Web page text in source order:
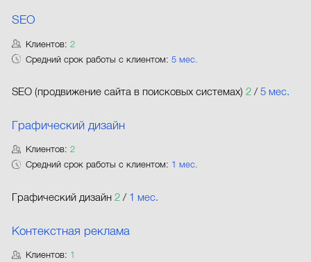
SEO
Клиентов:2
Средний срок работы с клиентом:5 мес.
SEO (продвижение сайта в поисковых системах) 2 /5 мес.
Графический дизайн
Клиентов:2
Средний срок работы с клиентом: 1 мес.
Графический дизайн 2 / 1 мес.
Контекстная реклама
Клиентов: 1